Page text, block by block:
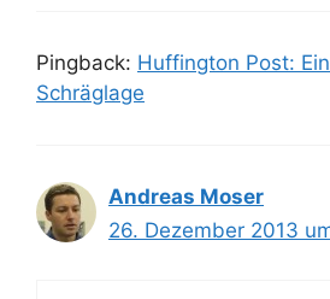
Pingback: Huffington Post:
Schräglage
Andreas Moser
26. Dezember 2013